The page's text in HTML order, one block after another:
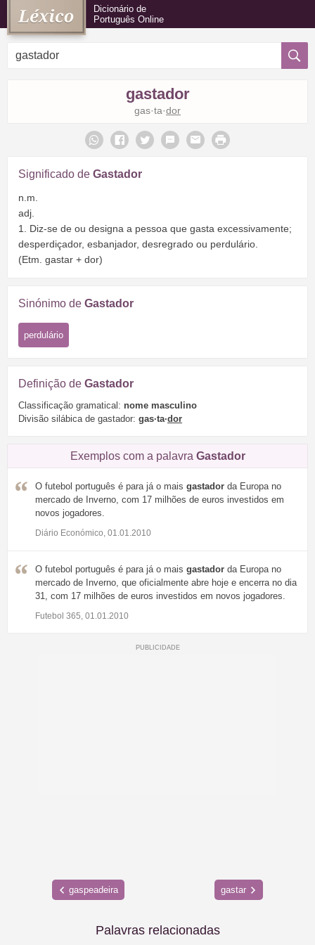
Dicionário de
Português Online
gastador
gas·ta·dor
Significado de Gastador
n.m.
adj.
1. Diz-se de ou designa a pessoa que gasta excessivamente;
desperdiçador, esbanjador, desregrado ou perdulário.
(Etm. gastar + dor)
Sinónimo de Gastador
perdulário
Definição de Gastador
Classificação gramatical: nome masculino
Divisão silábica de gastador: gas·ta·dor
Exemplos com a palavra Gastador
O futebol português é para já o mais gastador da Europa no
mercado de Inverno, com 17 milhões de euros investidos em
novos jogadores.
Diário Económico, 01.01.2010
O futebol português é para já o mais gastador da Europa no
mercado de Inverno, que oficialmente abre hoje e encerra no dia
31, com 17 milhões de euros investidos em novos jogadores.
Futebol 365, 01.01.2010
gaspeadeira gastar
Palavras relacionadas